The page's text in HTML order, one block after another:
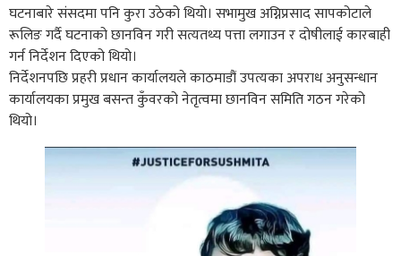
घटनाबारे संसदमा पनि कुरा उठेको थियो। सभामुख अग्निप्रसाद सापकोटाले
रूलिङ गर्दै घटनाको छानविन गरी सत्यतथ्य पत्ता लगाउन र दोषीलाई कारबाही
गर्न निर्देशन दिएको थियो।
निर्देशनपछि प्रहरी प्रधान कार्यालयले काठमाडौं उपत्यका अपराध अनुसन्धान
कार्यालयका प्रमुख बसन्त कुँवरको नेतृत्वमा छानविन समिति गठन गरेको
थियो।